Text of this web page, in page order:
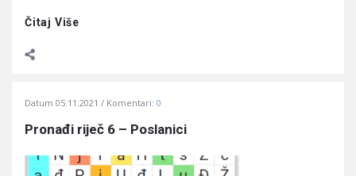
Čitaj Više
Datum 05.11.2021 Komentari: 0
Pronađi riječ 6 – Poslanici